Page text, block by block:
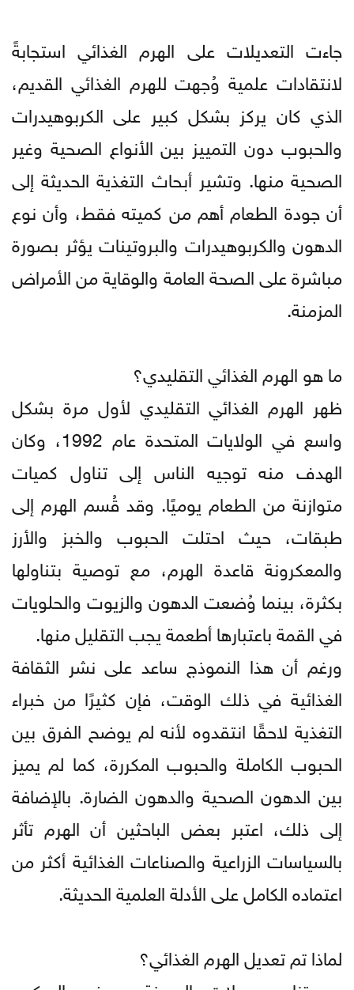
جاءت التعديلات على الهرم الغذائي استجابةً
لانتقادات علمية وُجهت للهرم الغذائي القديم،
الذي كان يركز بشكل كبير على الكربوهيدرات
والحبوب دون التمييز بين الأنواع الصحية وغير
الصحية منها. وتشير أبحاث التغذية الحديثة إلى
أن جودة الطعام أهم من كميته فقط، وأن نوع
الدهون والكربوهيدرات والبروتينات يؤثر بصورة
مباشرة على الصحة العامة والوقاية من الأمراض
المزمنة.
ما هو الهرم الغذائي التقليدي؟
ظهر الهرم الغذائي التقليدي لأول مرة بشكل
واسع في الولايات المتحدة عام 1992، وكان
الهدف منه توجيه الناس إلى تناول كميات
متوازنة من الطعام يوميًا. وقد قُسم الهرم إلى
طبقات، حيث احتلت الحبوب والخبز والأرز
والمعكرونة قاعدة الهرم، مع توصية بتناولها
بكثرة، بينما وُضعت الدهون والزيوت والحلويات
في القمة باعتبارها أطعمة يجب التقليل منها.
ورغم أن هذا النموذج ساعد على نشر الثقافة
الغذائية في ذلك الوقت، فإن كثيرًا من خبراء
التغذية لاحقًا انتقدوه لأنه لم يوضح الفرق بين
الحبوب الكاملة والحبوب المكررة، كما لم يميز
بين الدهون الصحية والدهون الضارة. بالإضافة
إلى ذلك، اعتبر بعض الباحثين أن الهرم تأثر
بالسياسات الزراعية والصناعات الغذائية أكثر من
اعتماده الكامل على الأدلة العلمية الحديثة.
لماذا تم تعديل الهرم الغذائي؟